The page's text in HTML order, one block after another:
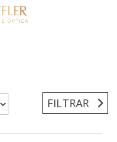
FILTRAR